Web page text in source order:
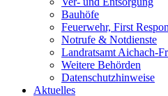
Bauhöfe
Feuerwehr, First
Notrufe & Notdienste
Landratsamt Aichach-
Weitere Behörden
Datenschutzhinweise
Aktuelles